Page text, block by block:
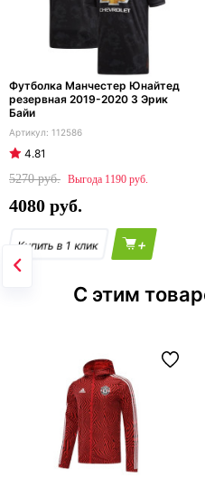
Футболка Манчестер Юнайтед
резервная 2019-2020 3 Эрик
Байи
112586
4.81
5270
1190
4080
+
С этим